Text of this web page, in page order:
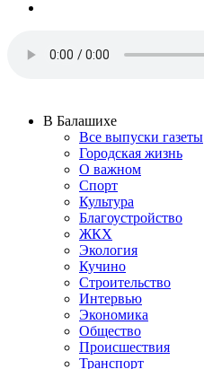
В Балашихе
Все выпуски газеты
Городская жизнь
О важном
Спорт
Культура
Благоустройство
ЖКХ
Экология
Кучино
Строительство
Интервью
Экономика
Общество
Происшествия
Транспорт